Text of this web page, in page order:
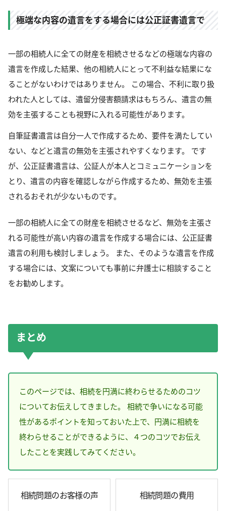
極端な内容の遺言をする場合には公正証書遺言で
一部の相続人に全ての財産を相続させるなどの極端な内容の
遺言を作成した結果、他の相続人にとって不利益な結果にな
ることがないわけではありません。 この場合、不利に取り扱
われた人としては、遺留分侵害額請求はもちろん、遺言の無
効を主張することも視野に入れる可能性があります。
自筆証書遺言は自分一人で作成するため、要件を満たしてい
ない、などと遺言の無効を主張されやすくなります。 です
が、公正証書遺言は、公証人が本人とコミュニケーションを
とり、遺言の内容を確認しながら作成するため、無効を主張
されるおそれが少ないものです。
一部の相続人に全ての財産を相続させるなど、無効を主張さ
れる可能性が高い内容の遺言を作成する場合には、公正証書
遺言の利用も検討しましょう。 また、そのような遺言を作成
する場合には、文案についても事前に弁護士に相談すること
をお勧めします。
まとめ
このページでは、相続を円満に終わらせるためのコツ
についてお伝えしてきました。 相続で争いになる可能
性があるポイントを知っておいた上で、円満に相続を
終わらせることができるように、４つのコツでお伝え
したことを実践してみてください。
相続問題のお客様の声 相続問題の費用